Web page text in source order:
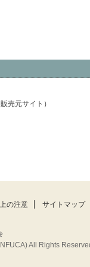
売元サイト）
の注意 サイトマップ
All Rights